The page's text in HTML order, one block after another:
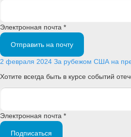
Электронная почта *
Отправить на почту
2 февраля 2024 За рубежом США на
Хотите всегда быть в курсе событий
Электронная почта *
Подписаться